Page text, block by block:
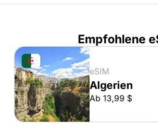
Empfohlene
eSIM
Algerien
Ab 13,99 $